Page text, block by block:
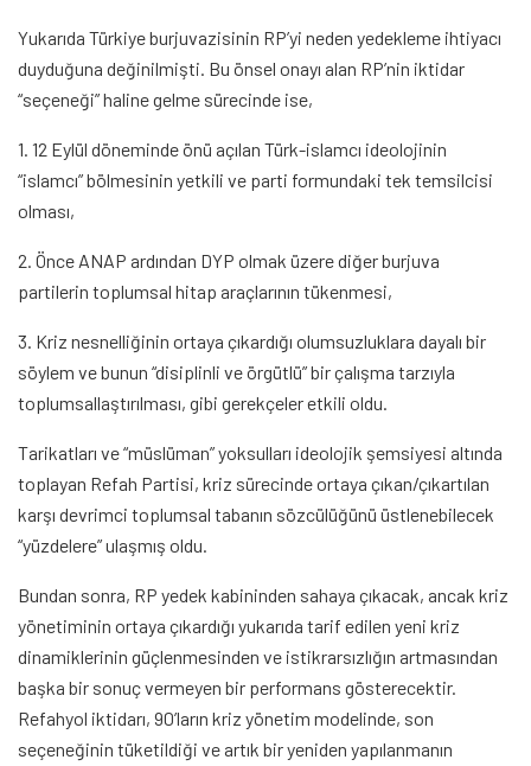
Yukarıda Türkiye burjuvazisinin RP’yi neden yedekleme ihtiyacı
duyduğuna değinilmişti. Bu önsel onayı alan RP’nin iktidar
“seçeneği” haline gelme sürecinde ise,
1. 12 Eylül döneminde önü açılan Türk-islamcı ideolojinin
“islamcı” bölmesinin yetkili ve parti formundaki tek temsilcisi
olması,
2. Önce ANAP ardından DYP olmak üzere diğer burjuva
partilerin toplumsal hitap araçlarının tükenmesi,
3. Kriz nesnelliğinin ortaya çıkardığı olumsuzluklara dayalı bir
söylem ve bunun “disiplinli ve örgütlü” bir çalışma tarzıyla
toplumsallaştırılması, gibi gerekçeler etkili oldu.
Tarikatları ve “müslüman” yoksulları ideolojik şemsiyesi altında
toplayan Refah Partisi, kriz sürecinde ortaya çıkan/çıkartılan
karşı devrimci toplumsal tabanın sözcülüğünü üstlenebilecek
“yüzdelere” ulaşmış oldu.
Bundan sonra, RP yedek kabininden sahaya çıkacak, ancak kriz
yönetiminin ortaya çıkardığı yukarıda tarif edilen yeni kriz
dinamiklerinin güçlenmesinden ve istikrarsızlığın artmasından
başka bir sonuç vermeyen bir performans gösterecektir.
Refahyol iktidarı, 90’ların kriz yönetim modelinde, son
seçeneğinin tüketildiği ve artık bir yeniden yapılanmanın